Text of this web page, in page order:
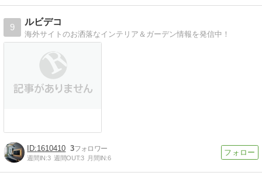
9
ルビデコ
海外サイトのお洒落なインテリア＆ガーデン情報を発信中！
1610410 3
週間IN:3 週間OUT:3 月間IN:6